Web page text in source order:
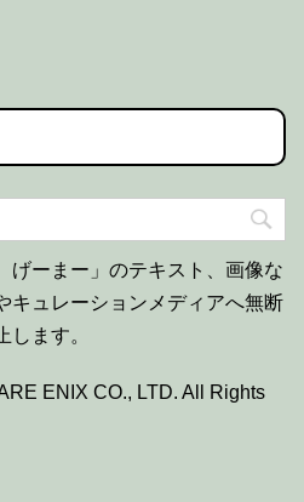
ーまー」のテキスト、画像な
キュレーションメディアへ無断
ます。
ENIX CO., LTD. All Rights